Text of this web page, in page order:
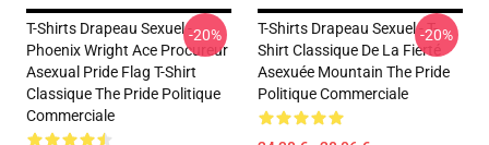
T-Shirts Drapeau Sexuel -
Phoenix Wright Ace Procureur
Asexual Pride Flag T-Shirt
Classique The Pride Politique
Commerciale
-20%
T-Shirts Drapeau Sexuel - T-
Shirt Classique De La Fierté
Asexuée Mountain The Pride
Politique Commerciale
-20%